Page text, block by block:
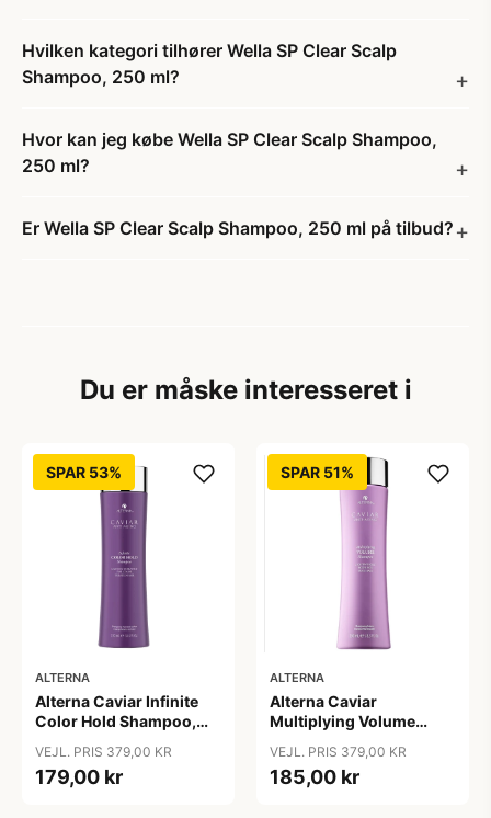
Hvilken kategori tilhører Wella SP Clear Scalp
Shampoo, 250 ml?
Hvor kan jeg købe Wella SP Clear Scalp Shampoo,
250 ml?
Er Wella SP Clear Scalp Shampoo, 250 ml på tilbud?
Du er måske interesseret i
SPAR 53%
ALTERNA
Alterna Caviar Infinite
Color Hold Shampoo,
VEJL. PRIS 379,00 KR
179,00 kr
SPAR 51%
ALTERNA
Alterna Caviar
Multiplying Volume
VEJL. PRIS 379,00 KR
185,00 kr